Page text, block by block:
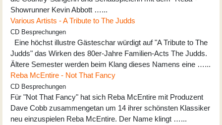
Showrunner Kevin Abbott …...
Various Artists - A Tribute to The Judds
CD Besprechungen
Eine höchst illustre Gästeschar würdigt auf "A Tribute to The
Judds" das Wirken des 80er-Jahre Familien-Acts The Judds.
Ältere Semester werden beim Klang dieses Namens eine …...
Reba McEntire - Not That Fancy
CD Besprechungen
Für "Not That Fancy" hat sich Reba McEntire mit Produzent
Dave Cobb zusammengetan um 14 ihrer schönsten Klassiker
neu einzuspielen Reba McEntire. Der Name klingt …...